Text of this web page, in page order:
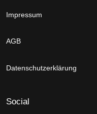
Impressum
AGB
Datenschutzerklärung
Social